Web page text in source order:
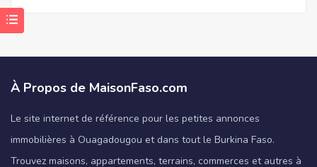
À Propos de MaisonFaso.com
Le site internet de référence pour les petites annonces
immobilières à Ouagadougou et dans tout le Burkina Faso.
Trouvez maisons, appartements, terrains, commerces et autres à